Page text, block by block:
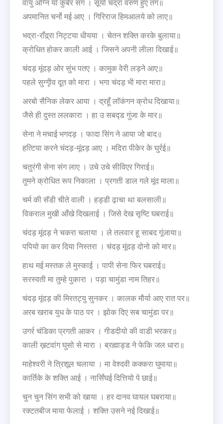
वायु अग्नि याँ कुबेर संग । सूर्या चंद्रा वरुण हुए तंग॥
अपमानित चर्नो मई आए । गिरिराज हिमआलये को लाए॥
भद्रा-रॉंद्र्रा निट्टया धीयया । चेतन शक्ति करके बुलाया॥
क्रोधित होकर काली आई । जिसने अपनी लीला दिखाई॥
चंदड़ मूंदड़ ओर सुंभ पतए । कामुक वेरी लड़ने आए॥
पहले सुग्गृीव दूत को मारा । भगा चंदड़ भी मारा मारा॥
अरबो सैनिक लेकर आया । द्रहूँ लॉकंगन क्रोध दिखाया॥
जैसे ही दुस्त ललकारा । हा उ सबद्ड गुंजा के मार॥
सेना ने मचाई भगदड़ । फादा सिंग ने आया जो बाद॥
हत्टिया करने चंदड़-मूंदड़ आए । मदिरा पीकेर के घुर्रई॥
चतुरंगी सेना संग लाए । उचे उचे सीविएर गिराई॥
तुमने क्रोधित रूप निकाला । प्रगती डाल गले मूंद माला॥
चर्म की सॅडी चीते वाली । हड्डी ढ़ाचा था बलसाली॥
विकराल मुखी आँखे दिखलाई । जिसे देख सृष्टि घबराई॥
चंदड़ मूंदड़ ने चकरा चलाया । ले तलवार हू साबद गूंजाया॥
पपियो का कर दिया निस्तरा । चंदड़ मूंदड़ दोनो को मार॥
हाथ मई मस्तक ले मुस्काई । पापी सेना फिर घबराई॥
सरस्वती मा तुम्हे पुकारा । पड़ा चामुंडा नाम तिहर॥
चंदड़ मूंदड़ की मिरतट्यु सुनकर । कालक मौर्या आए रात पर॥
अरब खराब युध के पाठ पर । झोक दिए सब चामुंडा पर॥
उगर्र चंडिका प्रगती आकर । गीडदीयो की वाडी भरकर॥
काली ख़टवांग घुसो से मारा । ब्रह्माड्ड ने फेकि जल धारा॥
माहेश्वरी ने त्रिशूल चलाया । मा वेश्दवी कक्करा घुमाया॥
कार्तिके के शक्ति आई । नार्सिंघई दित्तियो पे छाई॥
चुन चुन सिंग सभी को खाया । हर दानव घायल घबराया॥
रक्टतबीज माया फेलाई । शक्ति उसने नई दिखाई॥